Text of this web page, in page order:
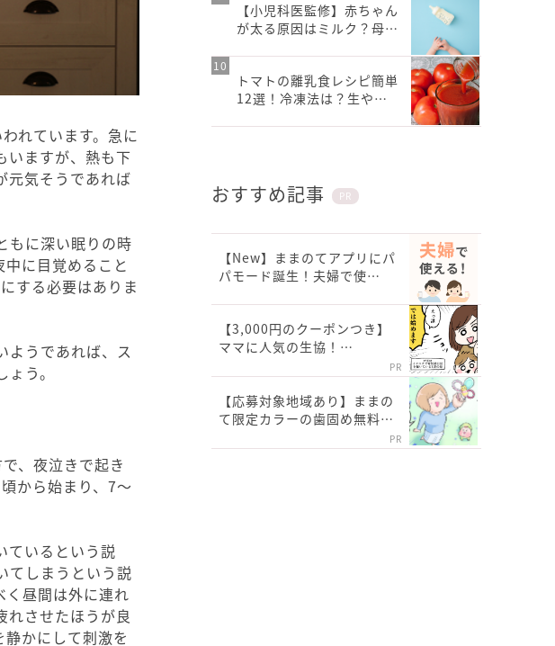
れています。急に
いますが、熱も下
元気そうであれば
もに深い眠りの時
に目覚めること
する必要はありま
ようであれば、ス
う。
、夜泣きで起き
から始まり、7～
ているという説
てしまうという説
く昼間は外に連れ
れさせたほうが良
かにして刺激を
【小児科医監修】赤ちゃん
が太る原因はミルク？母…
トマトの離乳食レシピ簡単
12選！冷凍法は？生や…
おすすめ記事 PR
【New】ままのてアプリにパ
パモード誕生！夫婦で使…
【3,000円のクーポンつき】
ママに人気の生協！…
PR
【応募対象地域あり】ままの
て限定カラーの歯固め無料…
PR